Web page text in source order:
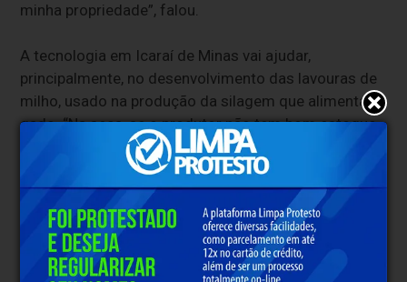
minha propriedade”, falou.
A tecnologia em Icaraí de Minas vai ajudar,
principalmente, no desenvolvimento das lavouras de
milho, usado na produção da silagem que alimenta o
gado. “Na seca, se o produtor não tem bom estoque
de ração, o gado fica, praticamente, sem comida, é
uma judiação”, conta Ivore.
Família referência
A história do produtor rural Edmilson Alves dos